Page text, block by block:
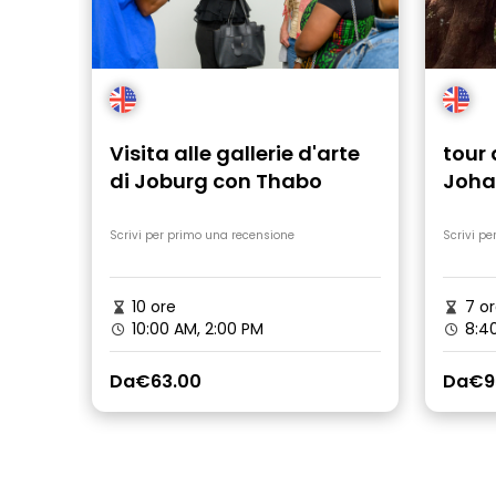
più speciali è stato gustare un pasto
tipico a Soweto, proprio di fronte alla
casa di Nelson Mandela. Consigliamo
questo tour al 100%. Se vuoi conoscere
Johannesburg in modo autentico,
intimo e molto completo, non esitare. Ti
Visita alle gallerie d'arte
di Joburg con Thabo
Scrivi per primo una recensione
10 ore
10:00 AM, 2:00 PM
Da€63.00
tour
Scrivi
7
Da